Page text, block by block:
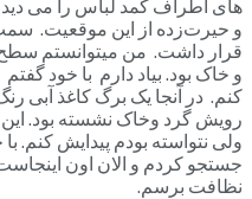
های اطراف کمد لباس را می
و حیرت‌زده از این موقعیت.
قرار داشت. من میتوانستم سطح
و خاک بود. بیاد دارم با خود
کنم. در آنجا یک برگ کاغذ آبی
رویش گرد وخاک نشسته بود.
ولی نتواسته بودم پیدایش کنم.
جستجو کردم و الان اون
نظافت برسم.